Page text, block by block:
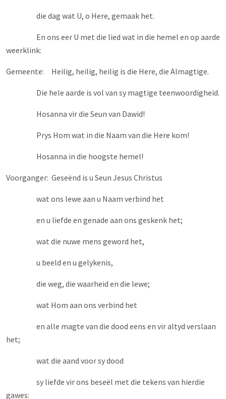
die dag wat U, o Here, gemaak het.
En ons eer U met die lied wat in die hemel en op aarde
weerklink:
Gemeente: Heilig, heilig, heilig is die Here, die Almagtige.
Die hele aarde is vol van sy magtige teenwoordigheid.
Hosanna vir die Seun van Dawid!
Prys Hom wat in die Naam van die Here kom!
Hosanna in die hoogste hemel!
Voorganger: Geseënd is u Seun Jesus Christus
wat ons lewe aan u Naam verbind het
en u liefde en genade aan ons geskenk het;
wat die nuwe mens geword het,
u beeld en u gelykenis,
die weg, die waarheid en die lewe;
wat Hom aan ons verbind het
en alle magte van die dood eens en vir altyd verslaan
het;
wat die aand voor sy dood
sy liefde vir ons beseël met die tekens van hierdie
gawes: